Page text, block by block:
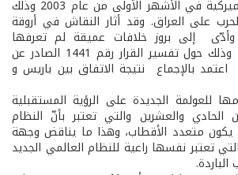
العلاقات الفرنسية­ الأميركية في الأشهر الأولى من عام 2003 وذلك
على العراق. وقد أثار النقاش في أروقة
وأدّى إلى بروز خلافات عميقة لم تعرفها
الدولتين في الماضي، وذلك حول تفسير القرار رقم 1441 الصادر عن
بالإجماع نتيجة الاتفاق بين باريس و
للعولمة الجديدة على الرؤية المستقبلية
الحادي والعشرين والتي تعتبر بأنّ النظام
يكون متعدد الأقطاب، وهذا ما يناقض وجهة
تعتبر نفسها راعية للنظام العالمي الجديد